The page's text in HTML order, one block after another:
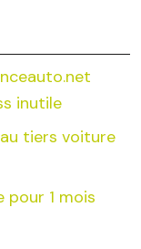
inutile
tiers voiture
pour 1 mois